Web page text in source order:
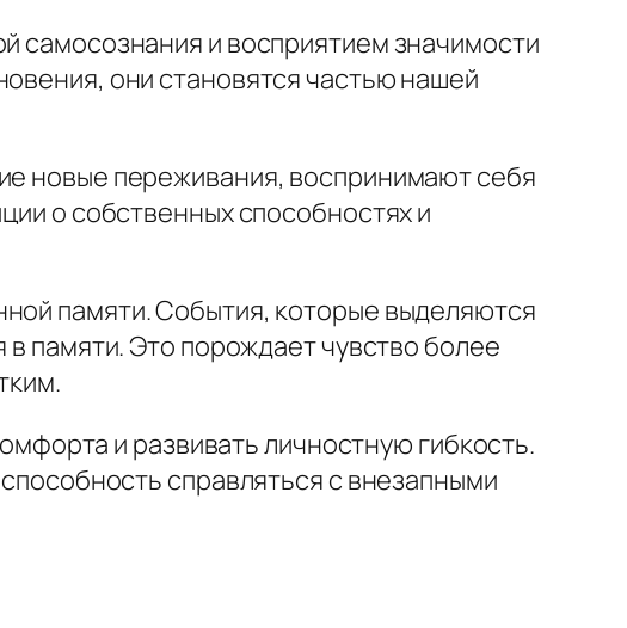
самосознания и восприятием значимости
они становятся частью нашей
новые переживания, воспринимают себя
о собственных способностях и
памяти. События, которые выделяются
памяти. Это порождает чувство более
и развивать личностную гибкость.
справляться с внезапными